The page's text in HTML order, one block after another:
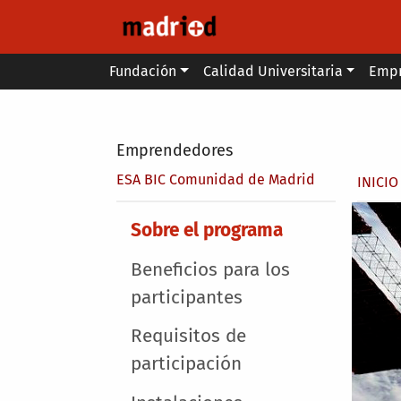
Main menu
Fundación Calidad Universitaria
Emprendedores
ESA BIC Comunidad de Madrid INICIO
Main menu
Sobre el programa
Beneficios para los
participantes
Requisitos de
participación